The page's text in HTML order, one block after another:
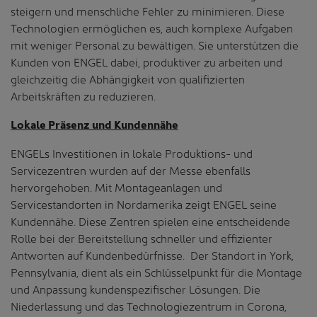
steigern und menschliche Fehler zu minimieren. Diese
Technologien ermöglichen es, auch komplexe Aufgaben
mit weniger Personal zu bewältigen. Sie unterstützen die
Kunden von ENGEL dabei, produktiver zu arbeiten und
gleichzeitig die Abhängigkeit von qualifizierten
Arbeitskräften zu reduzieren.
Lokale Präsenz und Kundennähe
ENGELs Investitionen in lokale Produktions- und
Servicezentren wurden auf der Messe ebenfalls
hervorgehoben. Mit Montageanlagen und
Servicestandorten in Nordamerika zeigt ENGEL seine
Kundennähe. Diese Zentren spielen eine entscheidende
Rolle bei der Bereitstellung schneller und effizienter
Antworten auf Kundenbedürfnisse. Der Standort in York,
Pennsylvania, dient als ein Schlüsselpunkt für die Montage
und Anpassung kundenspezifischer Lösungen. Die
Niederlassung und das Technologiezentrum in Corona,